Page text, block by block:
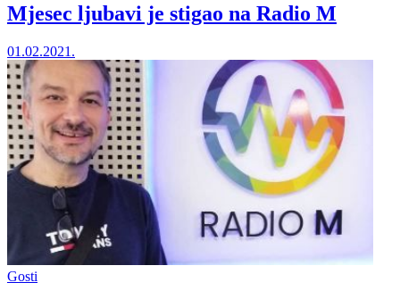
Mjesec ljubavi je stigao na Radio M
01.02.2021.
Gosti